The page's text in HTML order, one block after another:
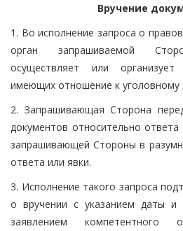
Вручение
1. Во исполнение запроса о
орган запрашиваемой
осуществляет или организует
имеющих отношение к уголовному
2. Запрашивающая Сторона
документов относительно
запрашивающей Стороны в
ответа или явки.
3. Исполнение такого запроса
о вручении с указанием даты и
заявлением компетентного